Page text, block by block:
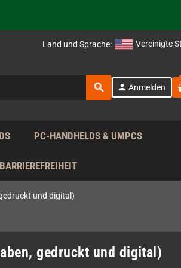
Land und Sprache: Vereinigte
search person Anmelden
PC-HANDHELDS & UMPCS
BARRIEREFREIHEIT
und digital)
gedruckt und digital)